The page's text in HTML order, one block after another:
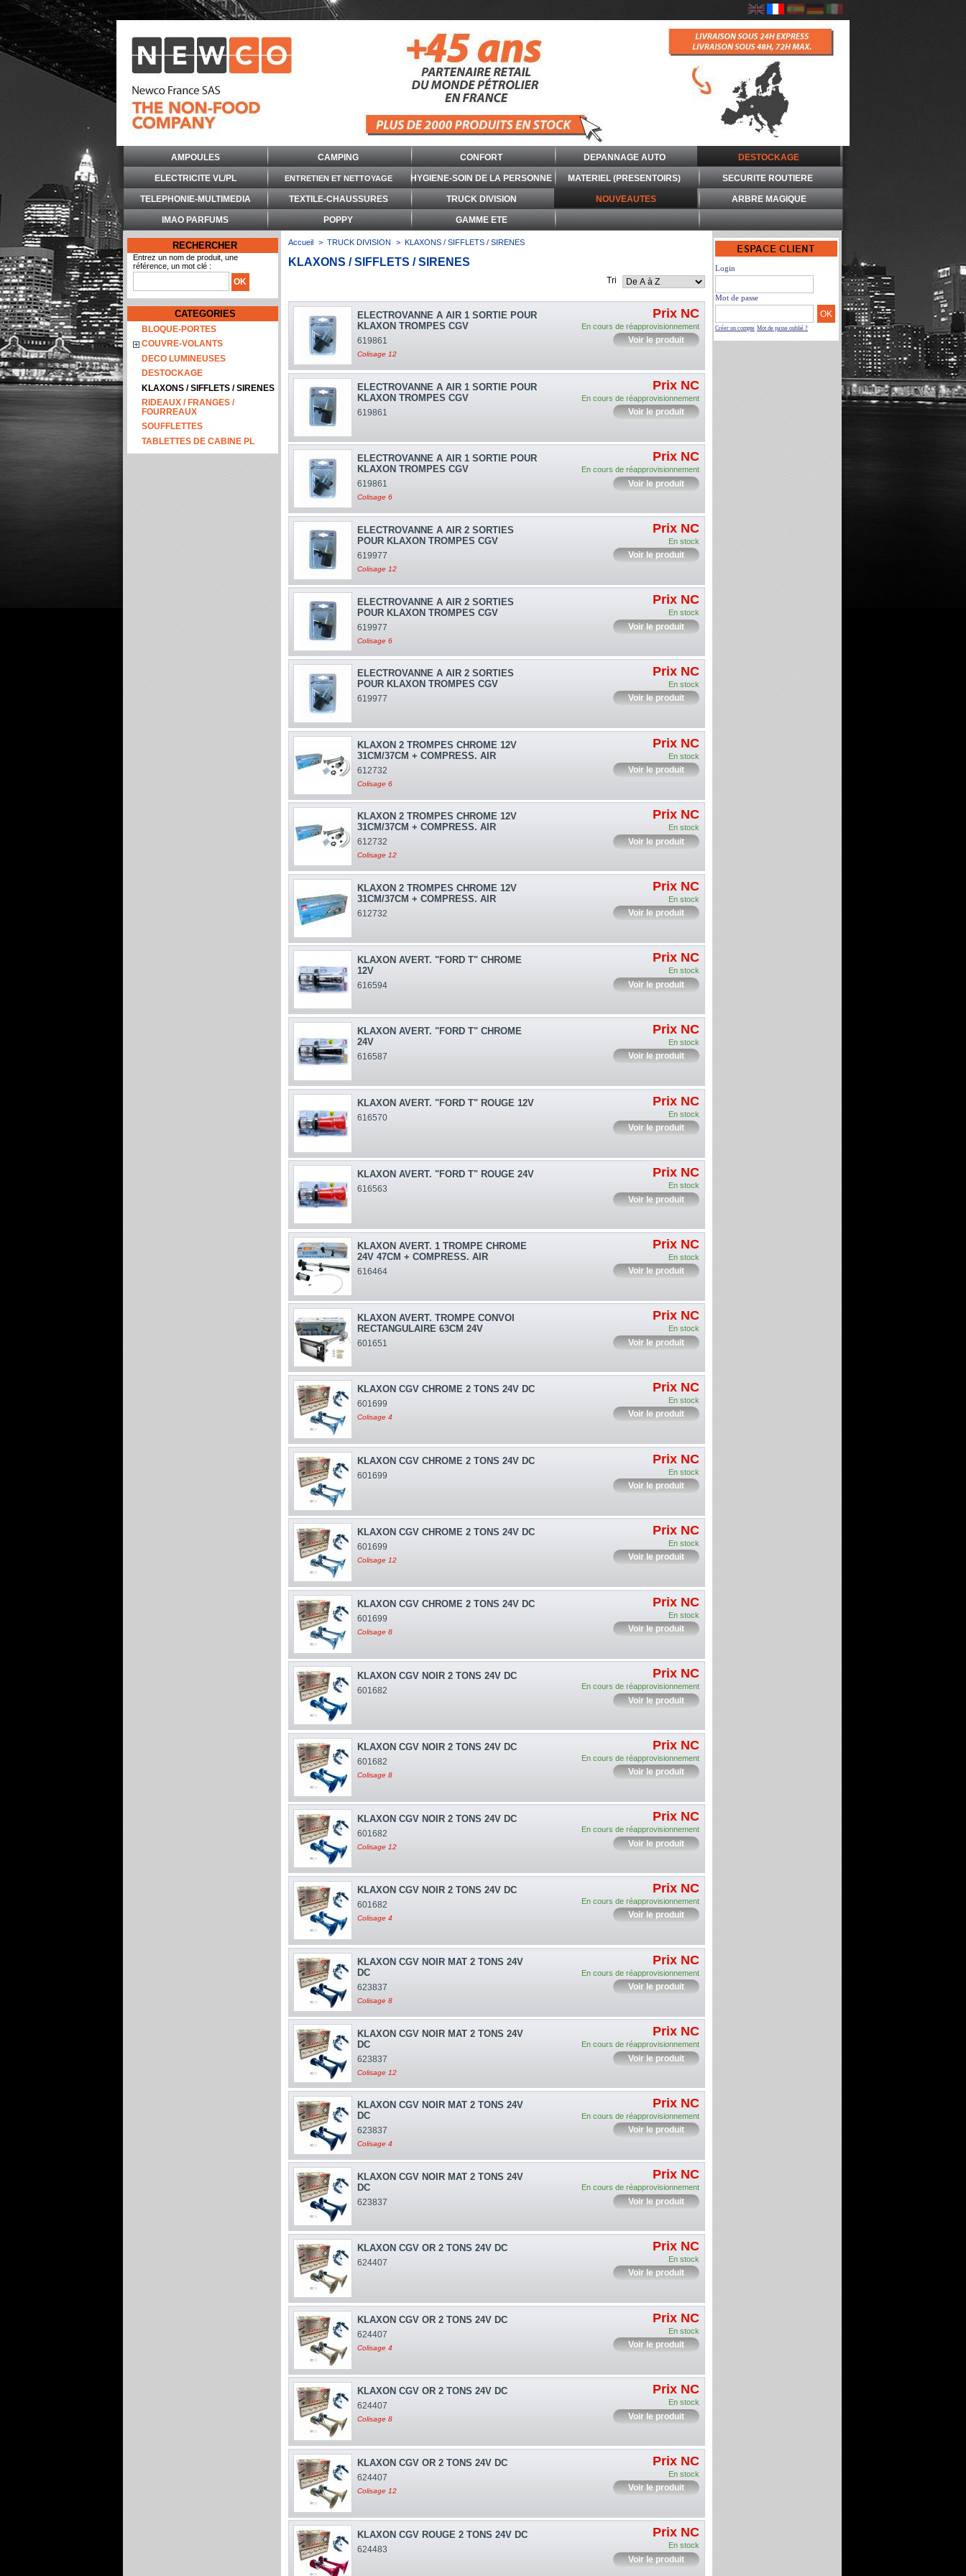
AMPOULES CAMPING CONFORT DEPANNAGE AUTO DESTOCKAGE
ELECTRICITE VL/PL ENTRETIEN ET NETTOYAGE HYGIENE-SOIN DE LA PERSONNE MATERIEL (PRESENTOIRS) SECURITE ROUTIERE
TELEPHONIE-MULTIMEDIA TEXTILE-CHAUSSURES TRUCK DIVISION NOUVEAUTES ARBRE MAGIQUE
IMAO PARFUMS POPPY GAMME ETE
RECHERCHER
Entrez un nom de produit, une
référence, un mot clé :
CATEGORIES
BLOQUE-PORTES
COUVRE-VOLANTS
DECO LUMINEUSES
DESTOCKAGE
KLAXONS / SIFFLETS / SIRENES
RIDEAUX / FRANGES /
FOURREAUX
SOUFFLETTES
TABLETTES DE CABINE PL
Accueil > TRUCK DIVISION > KLAXONS / SIFFLETS / SIRENES
KLAXONS / SIFFLETS / SIRENES
Tri
ELECTROVANNE A AIR 1 SORTIE POUR
KLAXON TROMPES CGV
619861
Colisage 12
Prix NC
En cours de réapprovisionnement
Voir le produit
ELECTROVANNE A AIR 1 SORTIE POUR
KLAXON TROMPES CGV
619861
Prix NC
En cours de réapprovisionnement
Voir le produit
ELECTROVANNE A AIR 1 SORTIE POUR
KLAXON TROMPES CGV
619861
Colisage 6
Prix NC
En cours de réapprovisionnement
Voir le produit
ELECTROVANNE A AIR 2 SORTIES
POUR KLAXON TROMPES CGV
619977
Colisage 12
Prix NC
En stock
Voir le produit
ELECTROVANNE A AIR 2 SORTIES
POUR KLAXON TROMPES CGV
619977
Colisage 6
Prix NC
En stock
Voir le produit
ELECTROVANNE A AIR 2 SORTIES
POUR KLAXON TROMPES CGV
619977
Prix NC
En stock
Voir le produit
KLAXON 2 TROMPES CHROME 12V
31CM/37CM + COMPRESS. AIR
612732
Colisage 6
Prix NC
En stock
Voir le produit
KLAXON 2 TROMPES CHROME 12V
31CM/37CM + COMPRESS. AIR
612732
Colisage 12
Prix NC
En stock
Voir le produit
KLAXON 2 TROMPES CHROME 12V
31CM/37CM + COMPRESS. AIR
612732
Prix NC
En stock
Voir le produit
KLAXON AVERT. "FORD T" CHROME
12V
616594
Prix NC
En stock
Voir le produit
KLAXON AVERT. "FORD T" CHROME
24V
616587
Prix NC
En stock
Voir le produit
KLAXON AVERT. "FORD T" ROUGE 12V
616570
Prix NC
En stock
Voir le produit
KLAXON AVERT. "FORD T" ROUGE 24V
616563
Prix NC
En stock
Voir le produit
KLAXON AVERT. 1 TROMPE CHROME
24V 47CM + COMPRESS. AIR
616464
Prix NC
En stock
Voir le produit
KLAXON AVERT. TROMPE CONVOI
RECTANGULAIRE 63CM 24V
601651
Prix NC
En stock
Voir le produit
KLAXON CGV CHROME 2 TONS 24V DC
601699
Colisage 4
Prix NC
En stock
Voir le produit
KLAXON CGV CHROME 2 TONS 24V DC
601699
Prix NC
En stock
Voir le produit
KLAXON CGV CHROME 2 TONS 24V DC
601699
Colisage 12
Prix NC
En stock
Voir le produit
KLAXON CGV CHROME 2 TONS 24V DC
601699
Colisage 8
Prix NC
En stock
Voir le produit
KLAXON CGV NOIR 2 TONS 24V DC
601682
Prix NC
En cours de réapprovisionnement
Voir le produit
KLAXON CGV NOIR 2 TONS 24V DC
601682
Colisage 8
Prix NC
En cours de réapprovisionnement
Voir le produit
KLAXON CGV NOIR 2 TONS 24V DC
601682
Colisage 12
Prix NC
En cours de réapprovisionnement
Voir le produit
KLAXON CGV NOIR 2 TONS 24V DC
601682
Colisage 4
Prix NC
En cours de réapprovisionnement
Voir le produit
KLAXON CGV NOIR MAT 2 TONS 24V
DC
623837
Colisage 8
Prix NC
En cours de réapprovisionnement
Voir le produit
KLAXON CGV NOIR MAT 2 TONS 24V
DC
623837
Colisage 12
Prix NC
En cours de réapprovisionnement
Voir le produit
KLAXON CGV NOIR MAT 2 TONS 24V
DC
623837
Colisage 4
Prix NC
En cours de réapprovisionnement
Voir le produit
KLAXON CGV NOIR MAT 2 TONS 24V
DC
623837
Prix NC
En cours de réapprovisionnement
Voir le produit
KLAXON CGV OR 2 TONS 24V DC
624407
Prix NC
En stock
Voir le produit
KLAXON CGV OR 2 TONS 24V DC
624407
Colisage 4
Prix NC
En stock
Voir le produit
KLAXON CGV OR 2 TONS 24V DC
624407
Colisage 8
Prix NC
En stock
Voir le produit
KLAXON CGV OR 2 TONS 24V DC
624407
Colisage 12
Prix NC
En stock
Voir le produit
KLAXON CGV ROUGE 2 TONS 24V DC
624483
Prix NC
En stock
Voir le produit
Login
Mot de passe
Créer un compte Mot de passe oublié ?